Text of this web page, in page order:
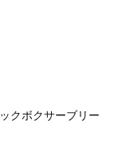
クボクサーブリー